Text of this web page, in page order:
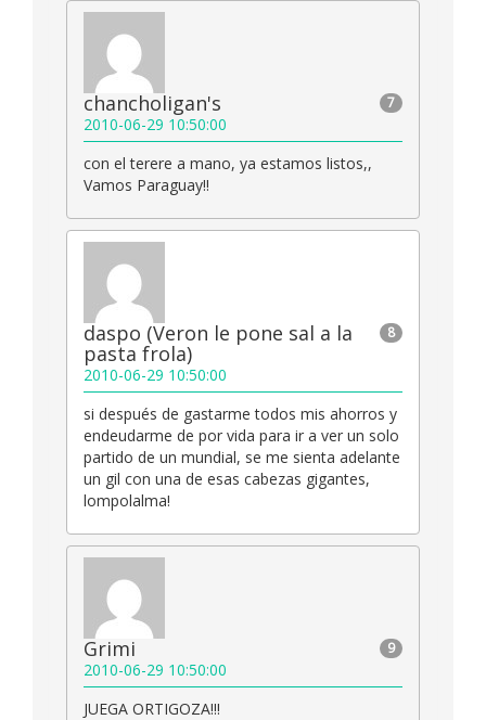
7
chancholigan's
2010-06-29 10:50:00
con el terere a mano, ya estamos listos,,
Vamos Paraguay!!
8
daspo (Veron le pone sal a la
pasta frola)
2010-06-29 10:50:00
si después de gastarme todos mis ahorros y
endeudarme de por vida para ir a ver un solo
partido de un mundial, se me sienta adelante
un gil con una de esas cabezas gigantes,
lompolalma!
9
Grimi
2010-06-29 10:50:00
JUEGA ORTIGOZA!!!